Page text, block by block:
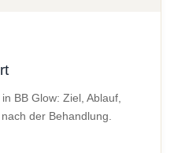
BB Glow: Ziel, Ablauf,
der Behandlung.